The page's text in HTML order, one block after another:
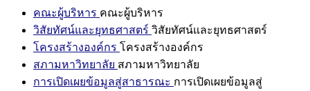
คณะผู้บริหาร คณะผู้บริหาร
วิสัยทัศน์และยุทธศาสตร์ วิสัยทัศน์และยุทธศาสตร์
โครงสร้างองค์กร โครงสร้างองค์กร
สภามหาวิทยาลัย สภามหาวิทยาลัย
การเปิดเผยข้อมูลสู่สาธารณะ การเปิดเผยข้อมูลสู่